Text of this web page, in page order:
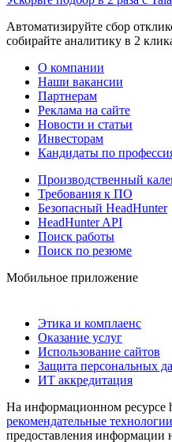
Автоматизируйте сбор
собирайте аналитику в 2
О компании
Наши вакансии
Партнерам
Реклама на сайте
Новости и статьи
Инвесторам
Кандидаты по
Производственный
Требования к ПО
Безопасный HeadHunter
HeadHunter API
Поиск работы
Поиск по резюме
Мобильное приложение
Этика и комплаенс
Оказание услуг
Использование сайтов
Защита персональных
ИТ аккредитация
На информационном ресурсе
рекомендательные технологии
предоставления информации